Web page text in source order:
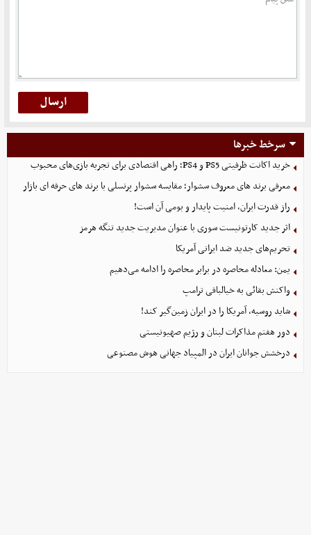
سرخط خبرها
خرید اکانت ظرفیتی PS5 و PS4؛ راهی اقتصادی برای تجربه بازی‌های محبوب
معرفی برند های معروف سشوار؛ مقایسه سشوار پرنسلی با برند های حرفه ای بازار
راز قدرت ایران، امنیت پایدار و بومی آن است!
اثر جدید کارتونیست سوری با عنوان مدیریت جدید تنگه هرمز
تحریم‌های جدید ضد ایرانی آمریکا
یمن: معادله محاصره در برابر محاصره را ادامه می‌دهیم
واکنش بقائی به خیالبافی ترامپ
شاید روسیه، آمریکا را در ایران زمین‌گیر کند!
دور هفتم مذاکرات لبنان و رژیم صهیونیستی
درخشش جوانان ایران در المپیاد جهانی هوش مصنوعی